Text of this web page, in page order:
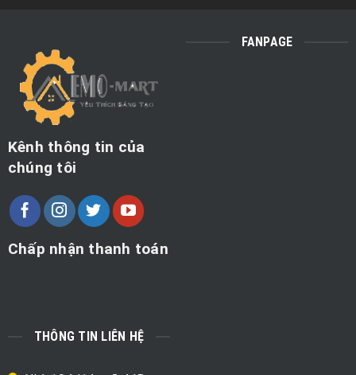
Kênh thông tin của
chúng tôi
Chấp nhận thanh toán
FANPAGE
THÔNG TIN LIÊN HỆ